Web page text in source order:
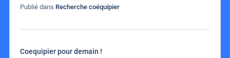
Publié dans Recherche coéquipier
Coequipier pour demain !